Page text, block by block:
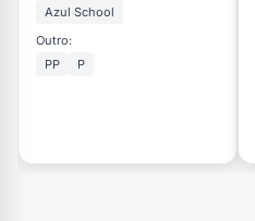
Azul School
Outro:
PP
P